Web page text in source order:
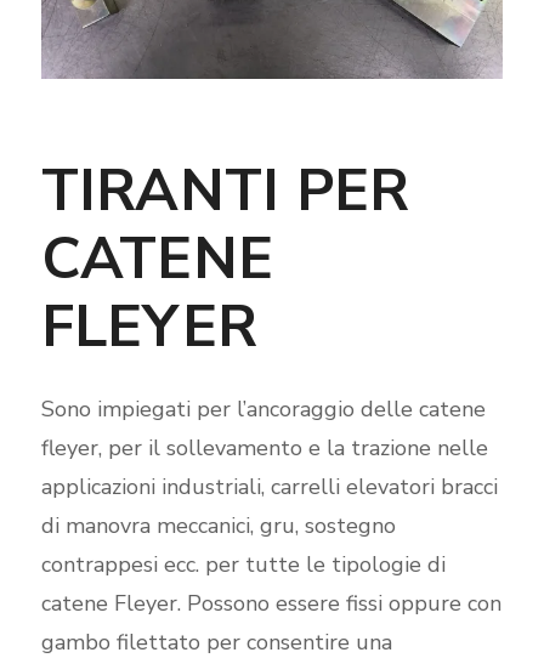
TIRANTI PER
CATENE
FLEYER
Sono impiegati per l’ancoraggio delle catene
fleyer, per il sollevamento e la trazione nelle
applicazioni industriali, carrelli elevatori bracci
di manovra meccanici, gru, sostegno
contrappesi ecc. per tutte le tipologie di
catene Fleyer. Possono essere fissi oppure con
gambo filettato per consentire una